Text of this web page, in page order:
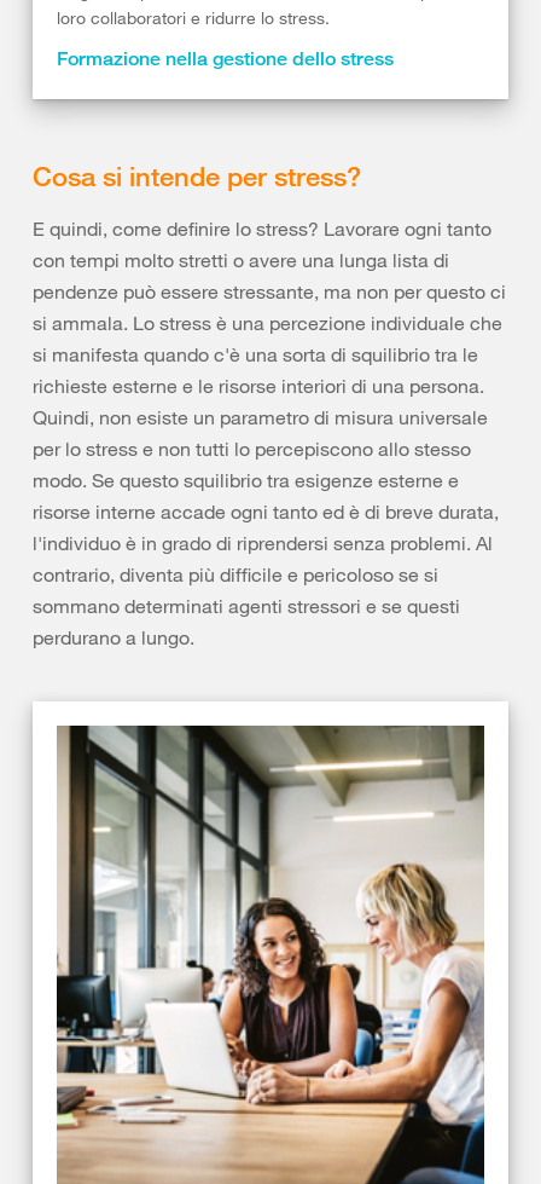
loro collaboratori e ridurre lo stress.
Formazione nella gestione dello stress
Cosa si intende per stress?
E quindi, come definire lo stress? Lavorare ogni tanto
con tempi molto stretti o avere una lunga lista di
pendenze può essere stressante, ma non per questo ci
si ammala. Lo stress è una percezione individuale che
si manifesta quando c'è una sorta di squilibrio tra le
richieste esterne e le risorse interiori di una persona.
Quindi, non esiste un parametro di misura universale
per lo stress e non tutti lo percepiscono allo stesso
modo. Se questo squilibrio tra esigenze esterne e
risorse interne accade ogni tanto ed è di breve durata,
l'individuo è in grado di riprendersi senza problemi. Al
contrario, diventa più difficile e pericoloso se si
sommano determinati agenti stressori e se questi
perdurano a lungo.